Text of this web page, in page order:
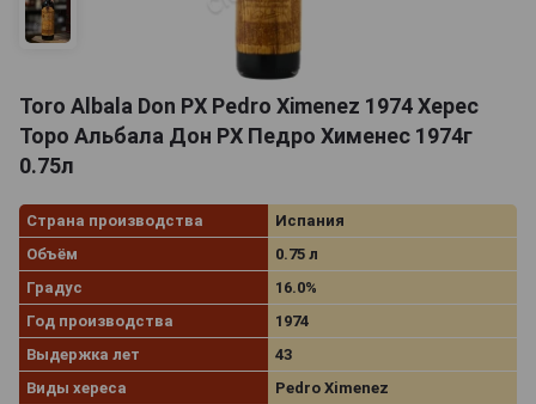
Toro Albala Don PX Pedro Ximenez 1974 Херес
Торо Альбала Дон РХ Педро Хименес 1974г
0.75л
Страна производства
Испания
Объём
0.75 л
Градус
16.0%
Год производства
1974
Выдержка лет
43
Виды хереса
Pedro Ximenez